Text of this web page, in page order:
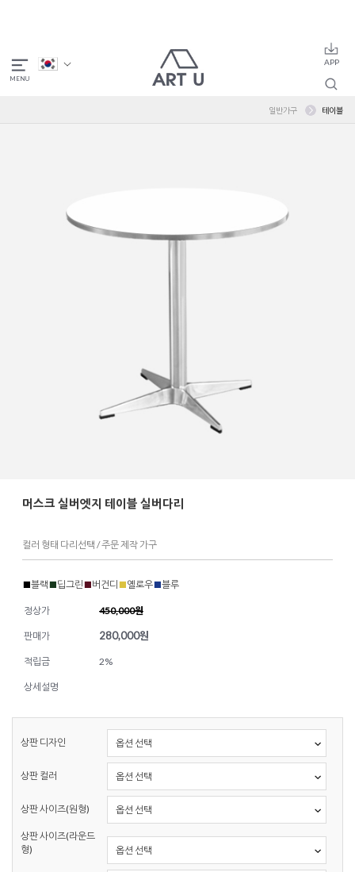
일반가구 테이블
머스크 실버엣지 테이블 실버다리
컬러 형태 다리선택 / 주문 제작 가구
■블랙■딥그린■버건디 ■옐로우■블루
정상가 450,000원
판매가 280,000원
적립금 2%
상세설명
상판 디자인
상판 컬러
상판 사이즈(원형)
상판 사이즈(라운드
형)